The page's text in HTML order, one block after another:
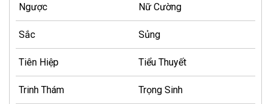
Ngược Nữ Cường
Sắc Sủng
Tiên Hiệp Tiểu Thuyết
Trinh Thám Trọng Sinh